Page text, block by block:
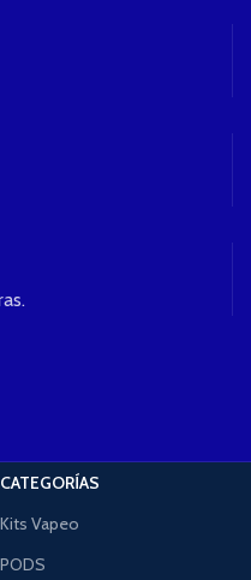
CATEGORÍAS
Kits Vapeo
PODS